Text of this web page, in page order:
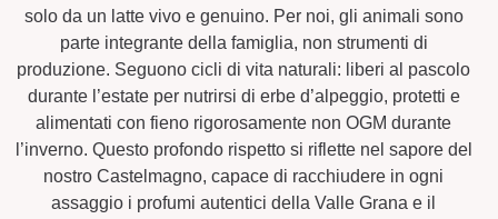
solo da un latte vivo e genuino. Per noi, gli animali sono
parte integrante della famiglia, non strumenti di
produzione. Seguono cicli di vita naturali: liberi al pascolo
durante l’estate per nutrirsi di erbe d’alpeggio, protetti e
alimentati con fieno rigorosamente non OGM durante
l’inverno. Questo profondo rispetto si riflette nel sapore del
nostro Castelmagno, capace di racchiudere in ogni
assaggio i profumi autentici della Valle Grana e il